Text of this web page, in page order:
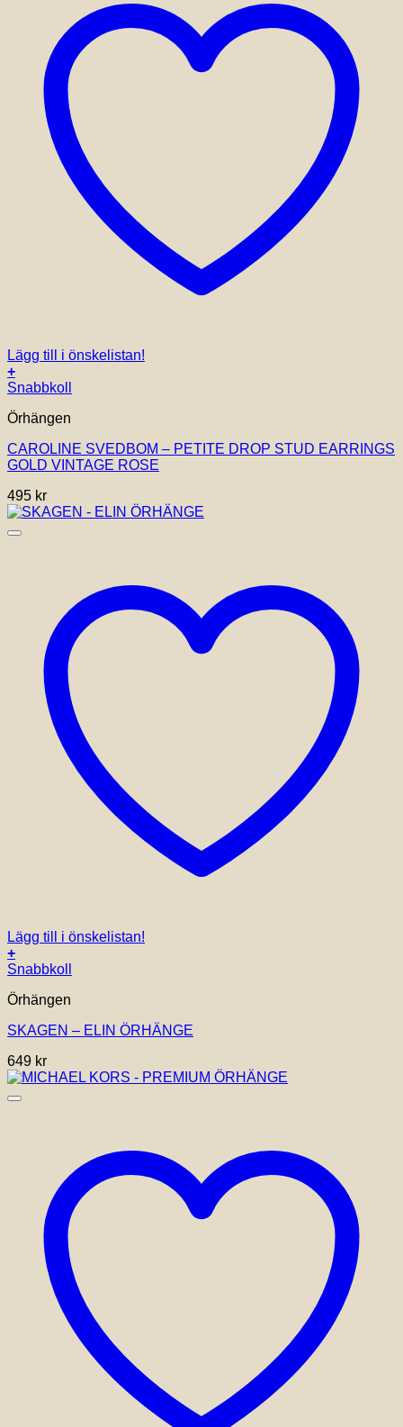
Lägg till i önskelistan!
+
Snabbkoll
Örhängen
CAROLINE SVEDBOM – PETITE DROP STUD EARRINGS
GOLD VINTAGE ROSE
495 kr
Lägg till i önskelistan!
+
Snabbkoll
Örhängen
SKAGEN – ELIN ÖRHÄNGE
649 kr